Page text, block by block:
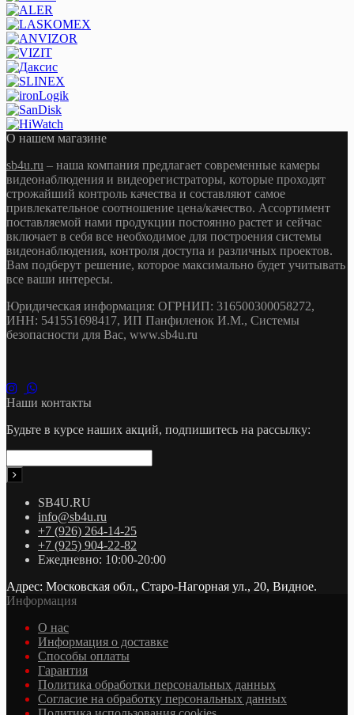
О нашем магазине
sb4u.ru – наша компания предлагает современные камеры
видеонаблюдения и видеорегистраторы, которые проходят
строжайший контроль качества и составляют самое
привлекательное соотношение цена/качество. Ассортимент
поставляемой нами продукции постоянно растет и сейчас
включает в себя все необходимое для построения системы
видеонаблюдения, контроля доступа и различных проектов.
Вам подберут решение, которое максимально будет учитывать
все ваши интересы.
Юридическая информация: ОГРНИП: 316500300058272,
ИНН: 541551698417, ИП Панфиленок И.М., Системы
безопасности для Вас, www.sb4u.ru
Наши контакты
Будьте в курсе наших акций, подпишитесь на рассылку:
SB4U.RU
info@sb4u.ru
+7 (926) 264-14-25
+7 (925) 904-22-82
Ежедневно: 10:00-20:00
Адрес: Московская обл., Старо-Нагорная ул., 20, Видное.
Информация
О нас
Информация о доставке
Cпособы оплаты
Гарантия
Политика обработки персональных данных
Согласие на обработку персональных данных